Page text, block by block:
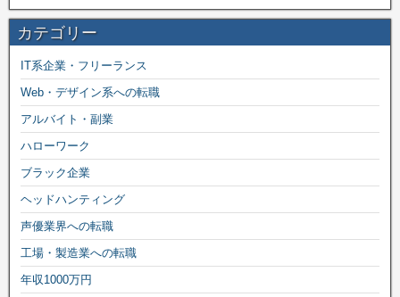
カテゴリー
IT系企業・フリーランス
Web・デザイン系への転職
アルバイト・副業
ハローワーク
ブラック企業
ヘッドハンティング
声優業界への転職
工場・製造業への転職
年収1000万円